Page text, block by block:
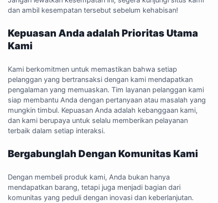
dan ambil kesempatan tersebut sebelum kehabisan!
Kepuasan Anda adalah Prioritas Utama
Kami
Kami berkomitmen untuk memastikan bahwa setiap
pelanggan yang bertransaksi dengan kami mendapatkan
pengalaman yang memuaskan. Tim layanan pelanggan kami
siap membantu Anda dengan pertanyaan atau masalah yang
mungkin timbul. Kepuasan Anda adalah kebanggaan kami,
dan kami berupaya untuk selalu memberikan pelayanan
terbaik dalam setiap interaksi.
Bergabunglah Dengan Komunitas Kami
Dengan membeli produk kami, Anda bukan hanya
mendapatkan barang, tetapi juga menjadi bagian dari
komunitas yang peduli dengan inovasi dan keberlanjutan.